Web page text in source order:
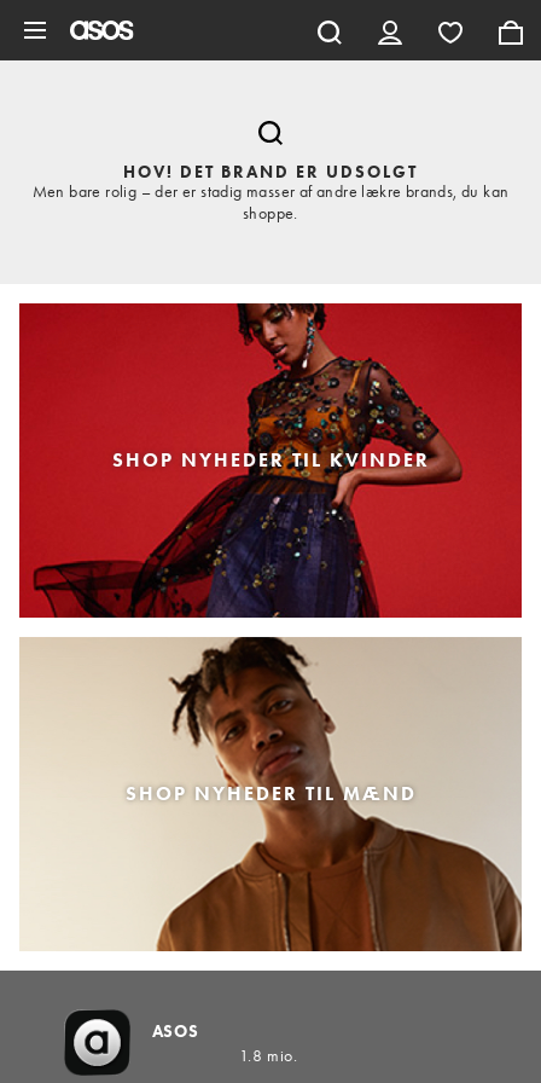
HOV! DET BRAND ER UDSOLGT
Men bare rolig – der er stadig masser af andre lækre brands, du kan
shoppe.
SHOP NYHEDER TIL KVINDER
SHOP NYHEDER TIL MÆND
ASOS
1.8 mio.